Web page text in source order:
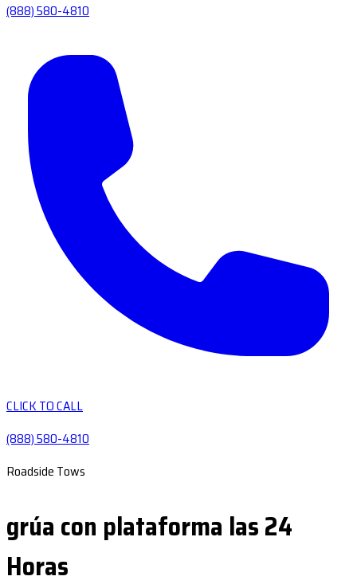
(888) 580-4810
CLICK TO CALL
(888) 580-4810
Roadside Tows
grúa con plataforma las 24
Horas